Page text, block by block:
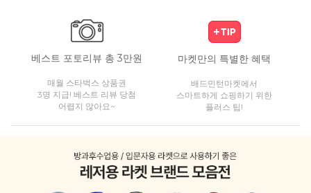
베스트 포토리뷰 총 3만원
매월 스타벅스 상품권
3명 지급! 베스트 리뷰 당첨
어렵지 않아요~
마켓만의 특별한 혜택
배드민턴마켓에서
스마트하게 쇼핑하기 위한
플러스 팁!